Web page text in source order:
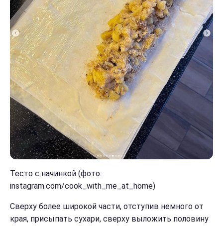
Тесто с начинкой (фото:
instagram.com/cook_with_me_at_home)
Сверху более широкой части, отступив немного от
края, присыпать сухари, сверху выложить половину